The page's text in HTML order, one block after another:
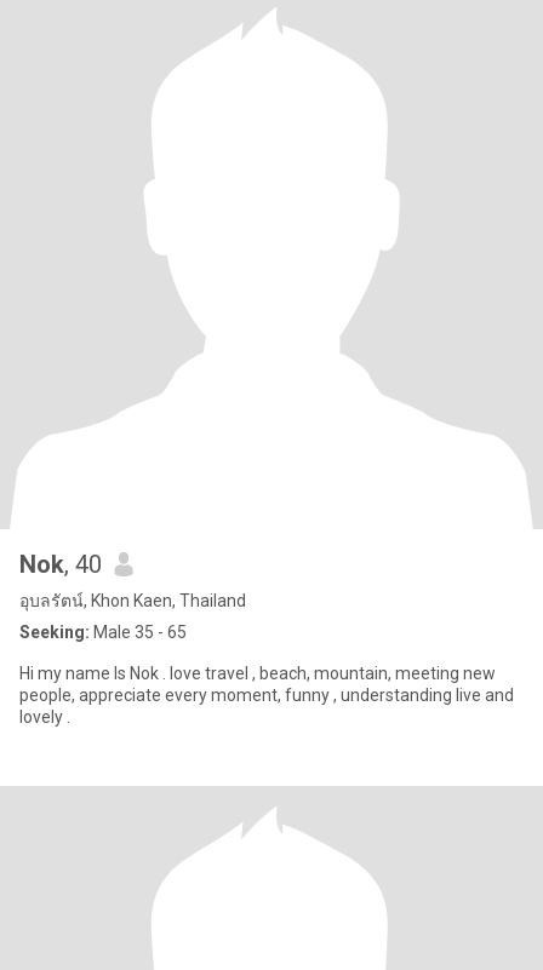
Nok, 40
อุบลรัตน์, Khon Kaen, Thailand
Seeking: Male 35 - 65
Hi my name Is Nok . love travel , beach, mountain, meeting new
people, appreciate every moment, funny , understanding live and
lovely .